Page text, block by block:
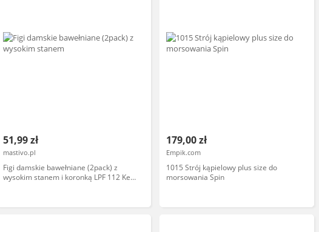
51,99 zł
mastivo.pl
Figi damskie bawełniane (2pack) z
wysokim stanem i koronką LPF 112 Key
179,00 zł
Empik.com
1015 Strój kąpielowy plus size do
morsowania Spin